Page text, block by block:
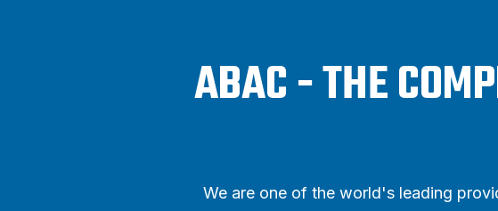
ABAC - THE
We are one of the world's leading